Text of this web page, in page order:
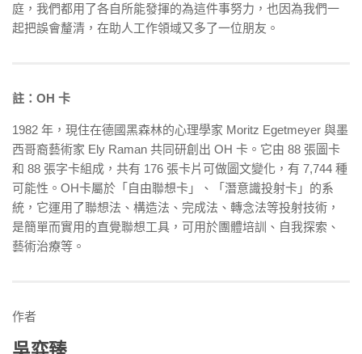
庭，我們都用了各自所能發揮的為這件事努力，也因為我們一
起把誤會釐清，在助人工作領域又多了一位朋友。
註：OH 卡
1982 年，現住在德國黑森林的心理學家 Moritz Egetmeyer 與墨
西哥裔藝術家 Ely Raman 共同研創出 OH 卡。它由 88 張圖卡
和 88 張字卡組成，共有 176 張卡片可做圖文變化，有 7,744 種
可能性。OH卡屬於「自由聯想卡」、「潛意識投射卡」的系
統，它運用了聯想法、構造法、完成法、轉念法等投射技術，
是簡單而實用的直覺聯想工具，可用於團體培訓、自我探索、
藝術治療等。
作者